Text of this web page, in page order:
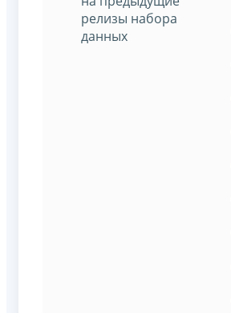
релизы набора
данных